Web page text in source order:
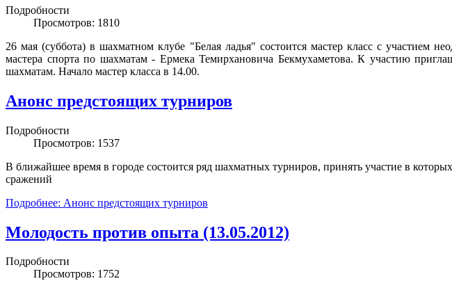
Подробности
Просмотров: 1810
26 мая (суббота) в шахматном клубе "Белая ладья" состоится мастер класс с участием
мастера спорта по шахматам - Ермека Темирхановича Бекмухаметова. К участию
шахматам. Начало мастер класса в 14.00.
Анонс предстоящих турниров
Подробности
Просмотров: 1537
В ближайшее время в городе состоится ряд шахматных турниров, принять участие в
сражений
Подробнее: Анонс предстоящих турниров
Молодость против опыта (13.05.2012)
Подробности
Просмотров: 1752